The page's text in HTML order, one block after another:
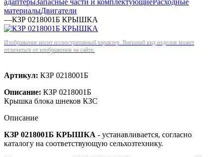
материалыДвигатели
—КЗР 0218001Б КРЫШКА
Изображение носит иллюстративный характер. Внешний вид изделия может
отличаться от изображения на сайте.
Артикул: КЗР 0218001Б
Описание: КЗР 0218001Б
Крышка блока шнеков КЗС
Описание
КЗР 0218001Б КРЫШКА - устанавливается, согласно
каталогу на соответствующую сельхозтехнику.